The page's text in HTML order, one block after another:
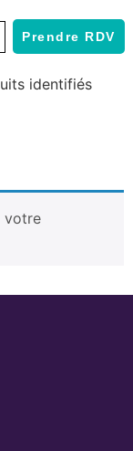
Prendre RDV
identifiés
votre